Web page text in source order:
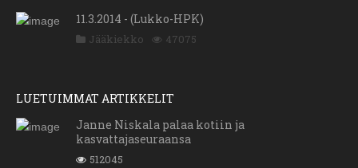
11.3.2014 - (Lukko-HPK)
Jääkiekko 47075
LUETUIMMAT ARTIKKELIT
Janne Niskala palaa kotiin ja
kasvattajaseuraansa
512045